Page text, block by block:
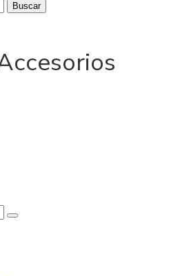
Buscar